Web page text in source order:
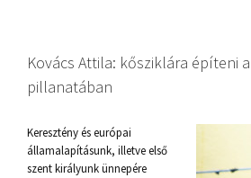
Kovács Attila: kősziklára építeni
pillanatában
Keresztény és európai
államalapításunk, illetve első
szent királyunk ünnepére